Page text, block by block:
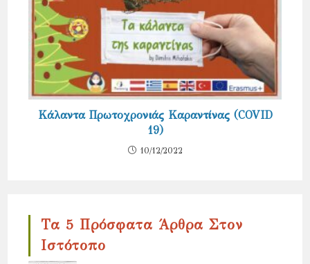
Κάλαντα Πρωτοχρονιάς Καραντίνας (COVID
19)
10/12/2022
Τα 5 Πρόσφατα Άρθρα Στον
Ιστότοπο